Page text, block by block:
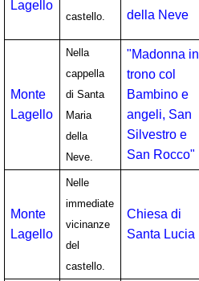
Lagello
castello.
della Neve
Monte
Lagello
Nella
cappella
di Santa
Maria
della
Neve.
"Madonna in
trono col
Bambino e
angeli, San
Silvestro e
San Rocco"
Monte
Lagello
Nelle
immediate
vicinanze
del
castello.
Chiesa di
Santa Lucia